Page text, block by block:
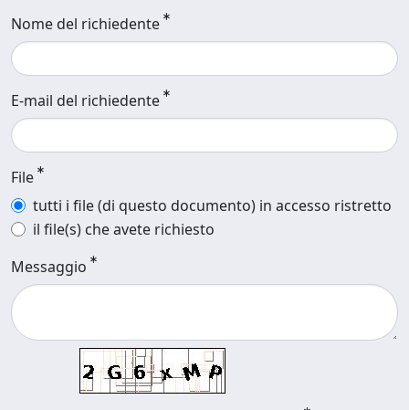
Nome del richiedente
E-mail del richiedente
File
tutti i file (di questo documento) in accesso ristretto
il file(s) che avete richiesto
Messaggio